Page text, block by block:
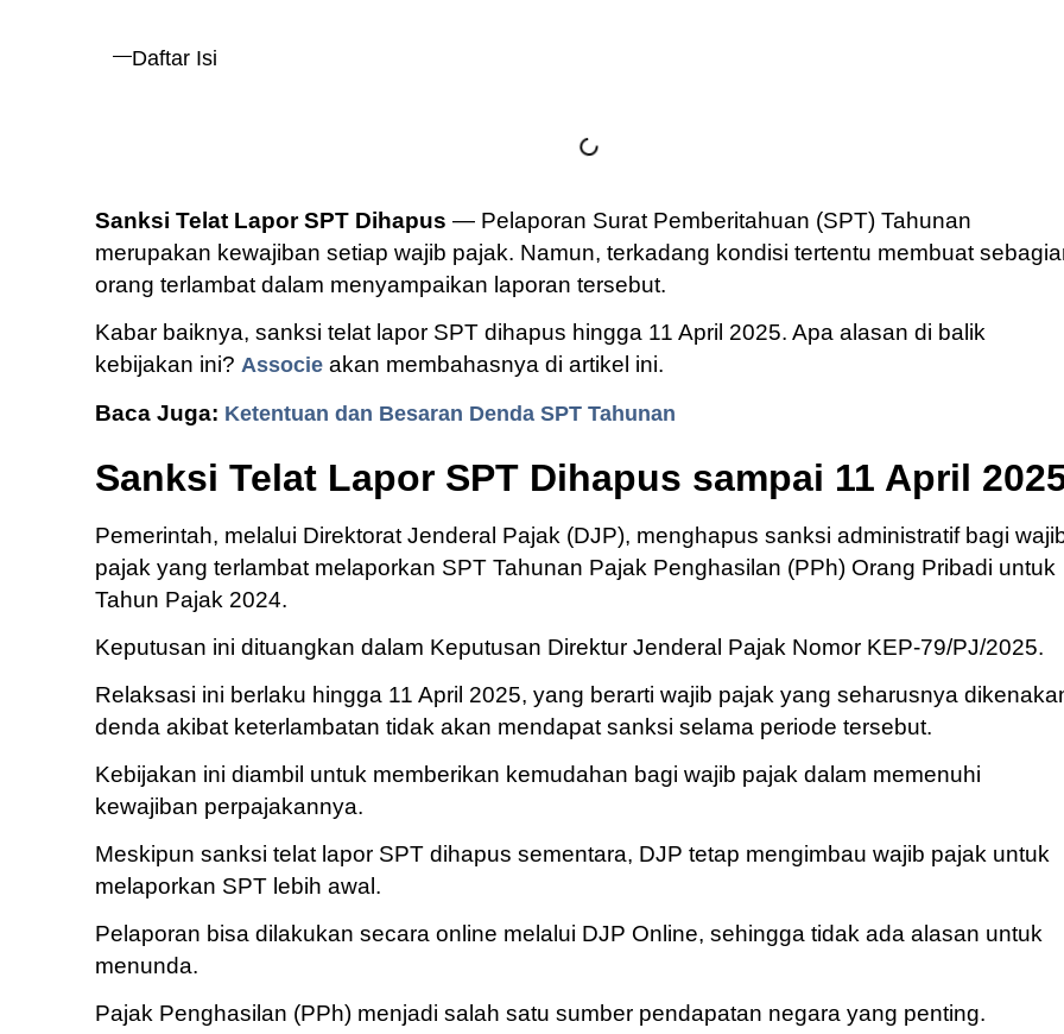
Daftar Isi
Sanksi Telat Lapor SPT Dihapus — Pelaporan Surat Pemberitahuan (SPT) Tahunan
merupakan kewajiban setiap wajib pajak. Namun, terkadang kondisi tertentu membuat
orang terlambat dalam menyampaikan laporan tersebut.
Kabar baiknya, sanksi telat lapor SPT dihapus hingga 11 April 2025. Apa alasan di balik
kebijakan ini? Associe akan membahasnya di artikel ini.
Baca Juga: Ketentuan dan Besaran Denda SPT Tahunan
Sanksi Telat Lapor SPT Dihapus sampai 11 April
Pemerintah, melalui Direktorat Jenderal Pajak (DJP), menghapus sanksi administratif bagi
pajak yang terlambat melaporkan SPT Tahunan Pajak Penghasilan (PPh) Orang Pribadi untuk
Tahun Pajak 2024.
Keputusan ini dituangkan dalam Keputusan Direktur Jenderal Pajak Nomor KEP-79/PJ/2025.
Relaksasi ini berlaku hingga 11 April 2025, yang berarti wajib pajak yang seharusnya
denda akibat keterlambatan tidak akan mendapat sanksi selama periode tersebut.
Kebijakan ini diambil untuk memberikan kemudahan bagi wajib pajak dalam memenuhi
kewajiban perpajakannya.
Meskipun sanksi telat lapor SPT dihapus sementara, DJP tetap mengimbau wajib pajak untuk
melaporkan SPT lebih awal.
Pelaporan bisa dilakukan secara online melalui DJP Online, sehingga tidak ada alasan untuk
menunda.
Pajak Penghasilan (PPh) menjadi salah satu sumber pendapatan negara yang penting.